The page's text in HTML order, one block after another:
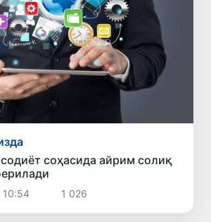
соҳасида айрим солиқ
1 026